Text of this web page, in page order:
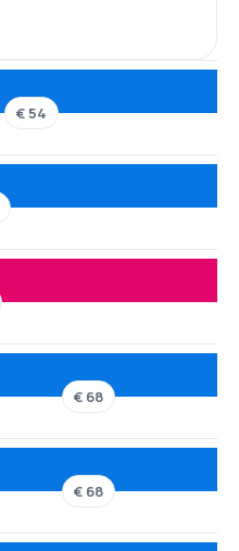
€ 54
€ 68
€ 68